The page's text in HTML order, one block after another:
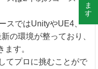
スではUnityやUE4、
の環境が整っており、
す。
てプロに挑むことがで